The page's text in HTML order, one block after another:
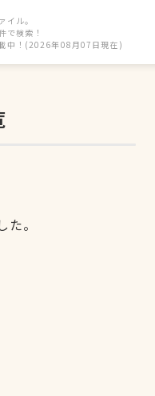
ル。
で検索！
中！(2026年08月07日現在)
。